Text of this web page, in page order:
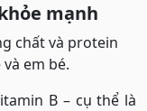
mạnh
chất và protein
em bé.
B – cụ thể là